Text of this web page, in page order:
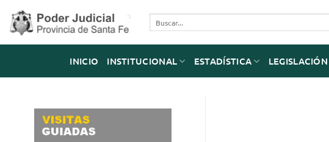
contenido
INICIO INSTITUCIONAL ESTADÍSTICA